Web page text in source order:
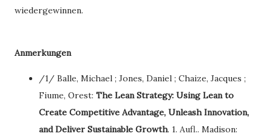
wiedergewinnen.
Anmerkungen
/1/ Balle, Michael ; Jones, Daniel ; Chaize, Jacques ;
Fiume, Orest: The Lean Strategy: Using Lean to
Create Competitive Advantage, Unleash Innovation,
and Deliver Sustainable Growth. 1. Aufl.. Madison: